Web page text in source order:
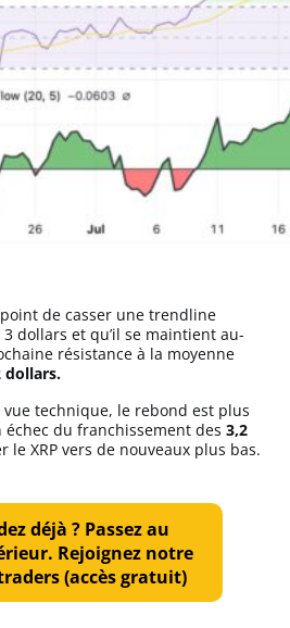
de casser une trendline
dollars et qu’il se maintient au-
résistance à la moyenne
dollars.
vue technique, le rebond est plus
du franchissement des 3,2
le XRP vers de nouveaux plus bas.
déjà ? Passez au
Rejoignez notre
(accès gratuit)